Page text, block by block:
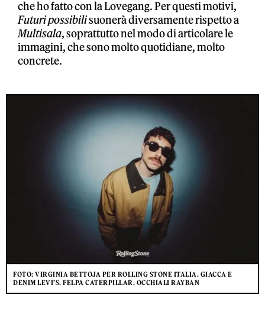
che ho fatto con la Lovegang. Per questi motivi,
Futuri possibilisuonerà diversamente rispetto a
Multisala, soprattutto nel modo di articolare le
immagini, che sono molto quotidiane, molto
concrete.
FOTO: VIRGINIA BETTOJA PER ROLLING STONE ITALIA. GIACCA E
DENIM LEVI’S. FELPA CATERPILLAR. OCCHIALI RAYBAN